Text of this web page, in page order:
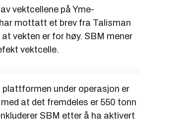
vektcellene på Yme-
mottatt et brev fra Talisman
vekten er for høy. SBM mener
vektcelle.
under operasjon er
at det fremdeles er 550 tonn
SBM etter å ha aktivert